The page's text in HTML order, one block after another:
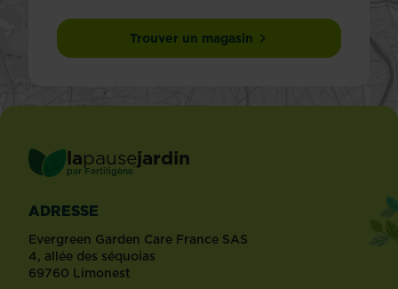
Trouver un magasin
lapausejardin
par Fertiligène ®
ADRESSE
Evergreen Garden Care France SAS
4, allée des séquoias
69760 Limonest